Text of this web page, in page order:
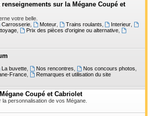
renseignements sur la Mégane Coupé et
votre belle.
Carrosserie, Moteur, Trains roulants Interieur
, Prix des pièces d'origine ou alternative,
La buvette, Nos rencontres Nos concours photos
France,
Remarques et utilisation du site
Coupé et Cabriolet
personnalisation de vos Mégane.